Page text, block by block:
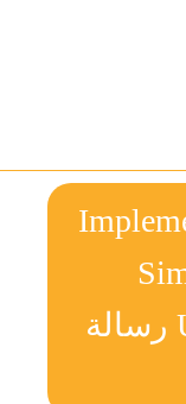
Undergraduate Clini رسالة